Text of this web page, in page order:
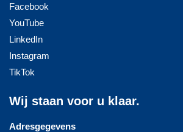
Facebook
YouTube
LinkedIn
Instagram
TikTok
Wij staan voor u klaar.
Adresgegevens